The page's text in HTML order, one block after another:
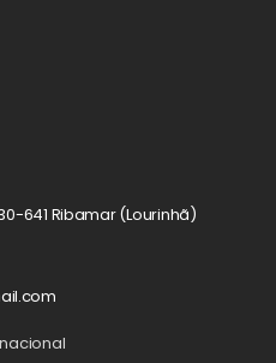
641 Ribamar (Lourinhã)